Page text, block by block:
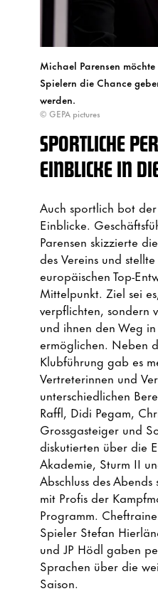
Michael Parensen
Spielern die Chance
werden.
© GEPA pictures
SPORTLICHE
EINBLICKE IN
Auch sportlich bot
Einblicke.
Parensen skizzierte
des Vereins und
europäischen Top-
Mittelpunkt. Ziel sei
verpflichten, sondern
und ihnen den Weg
ermöglichen. Neben
Klubführung gab es
Vertreterinnen und
unterschiedlichen
Raffl, Didi Pegam,
Grossgasteiger und
diskutierten über die
Akademie, Sturm II
Abschluss des
mit Profis der
Programm.
Spieler Stefan
und JP Hödl gaben
Sprachen über die
Saison.